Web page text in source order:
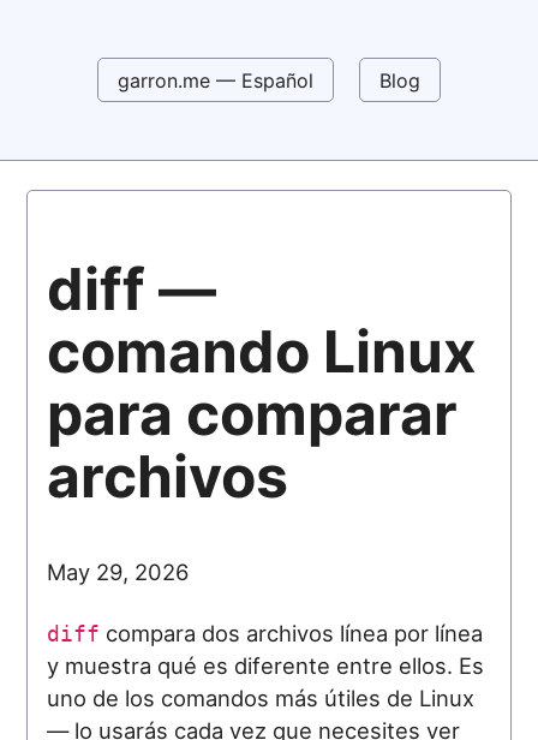
garron.me — Español Blog
diff —
comando Linux
para comparar
archivos
May 29, 2026
diff compara dos archivos línea por línea
y muestra qué es diferente entre ellos. Es
uno de los comandos más útiles de Linux
— lo usarás cada vez que necesites ver